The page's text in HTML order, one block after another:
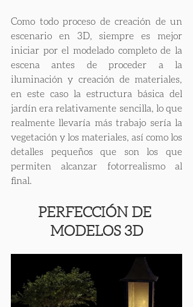
Como todo proceso de creación de un
escenario en 3D, siempre es mejor
iniciar por el modelado completo de la
escena antes de proceder a la
iluminación y creación de materiales,
en este caso la estructura básica del
jardín era relativamente sencilla, lo que
realmente llevaría más trabajo sería la
vegetación y los materiales, así como los
detalles pequeños que son los que
permiten alcanzar fotorrealismo al
final.
PERFECCIÓN DE
MODELOS 3D